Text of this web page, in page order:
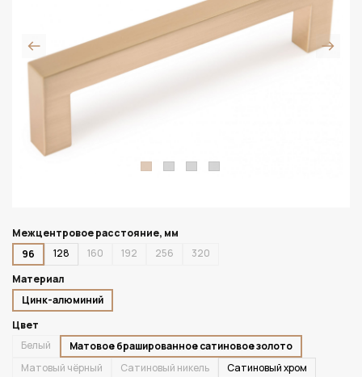
Межцентровое расстояние, мм
96
128 160 192 256
320
Материал
Цинк-алюминий
Цвет
Белый
Матовое брашированное сатиновое золото
Матовый чёрный
Сатиновый никель
Сатиновый хром